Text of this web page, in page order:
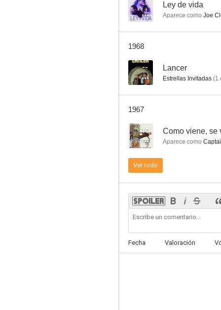
-- Ley de vida
Aparece como Joe
1968
-- Lancer
Estrellas Invitadas (1
1967
10 Como viene, se
Aparece como
Ver todo
Fecha Valoración